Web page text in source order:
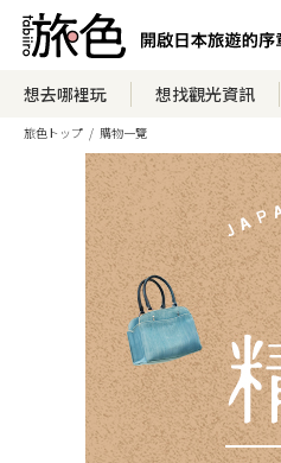
想去哪裡玩 想找觀光資訊
旅色トップ 購物一覽